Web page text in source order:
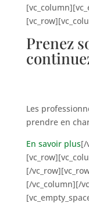
Prenez
Les
prendre en
En savoir plus[/
[/
[/vc_column][/